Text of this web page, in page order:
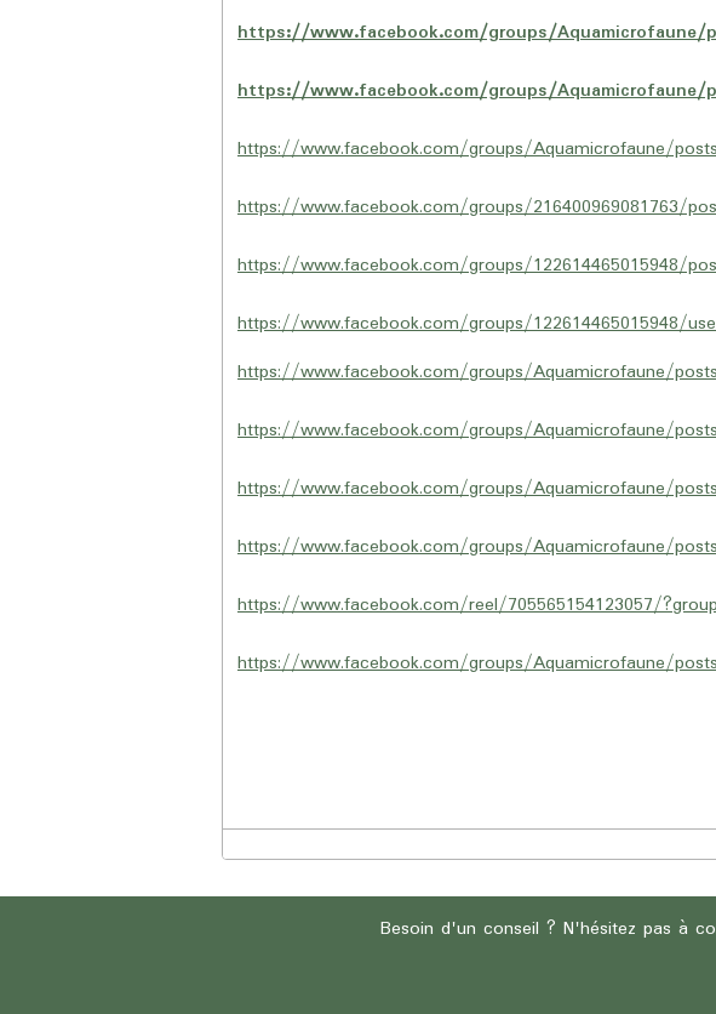
https://www.facebook.com/groups/Aquamicrofaune/
https://www.facebook.com/groups/Aquamicrofaune/
https://www.facebook.com/groups/Aquamicrofaune/
https://www.facebook.com/groups/216400969081763/
https://www.facebook.com/groups/122614465015948/
https://www.facebook.com/groups/122614465015948/
https://www.facebook.com/groups/Aquamicrofaune/
https://www.facebook.com/groups/Aquamicrofaune/
https://www.facebook.com/groups/Aquamicrofaune/
https://www.facebook.com/groups/Aquamicrofaune/
https://www.facebook.com/reel/705565154123057/
https://www.facebook.com/groups/Aquamicrofaune/
Besoin d'un conseil ? N'hésitez pas à